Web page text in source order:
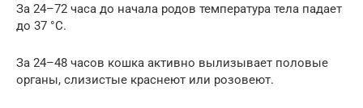
За 24–72 часа до начала родов температура тела падает
до 37 °С.
За 24–48 часов кошка активно вылизывает половые
органы, слизистые краснеют или розовеют.